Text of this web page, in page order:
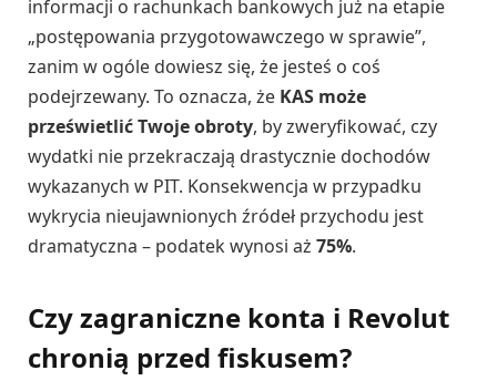
informacji o rachunkach bankowych już na etapie
„postępowania przygotowawczego w sprawie”,
zanim w ogóle dowiesz się, że jesteś o coś
podejrzewany. To oznacza, że KAS może
prześwietlić Twoje obroty, by zweryfikować, czy
wydatki nie przekraczają drastycznie dochodów
wykazanych w PIT. Konsekwencja w przypadku
wykrycia nieujawnionych źródeł przychodu jest
dramatyczna – podatek wynosi aż 75%.
Czy zagraniczne konta i Revolut
chronią przed fiskusem?